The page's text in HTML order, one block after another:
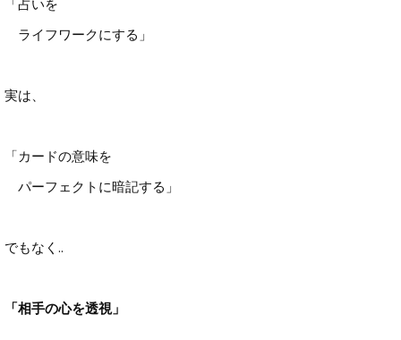
「占いを
ライフワークにする」
実は、
「カードの意味を
パーフェクトに暗記する」
でもなく..
「相手の心を透視」